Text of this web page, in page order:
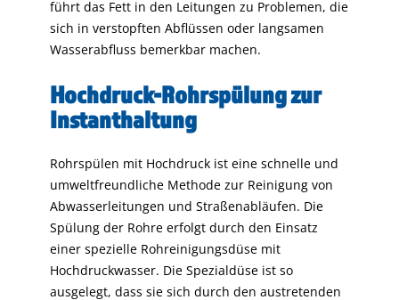
führt das Fett in den Leitungen zu Problemen, die
sich in verstopften Abflüssen oder langsamen
Wasserabfluss bemerkbar machen.
Hochdruck-Rohrspülung zur
Instanthaltung
Rohrspülen mit Hochdruck ist eine schnelle und
umweltfreundliche Methode zur Reinigung von
Abwasserleitungen und Straßenabläufen. Die
Spülung der Rohre erfolgt durch den Einsatz
einer spezielle Rohreinigungsdüse mit
Hochdruckwasser. Die Spezialdüse ist so
ausgelegt, dass sie sich durch den austretenden